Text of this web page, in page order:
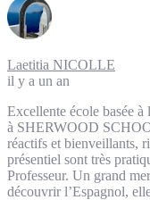
Laetitia NICOLLE
il y a un an
Excellente école basée
à SHERWOOD
réactifs et bienveillants,
présentiel sont très
Professeur. Un grand
découvrir l’Espagnol,